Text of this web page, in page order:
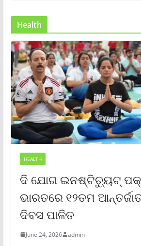
Health
HEALTH
ଦି ଯୋଗ ଇନଷ୍ଟିଚ୍ୟୁଟ୍
ଭାରତରେ ୧୨ତମ
ଦିବସ ପାଳିତ
June 24, 2026 admin